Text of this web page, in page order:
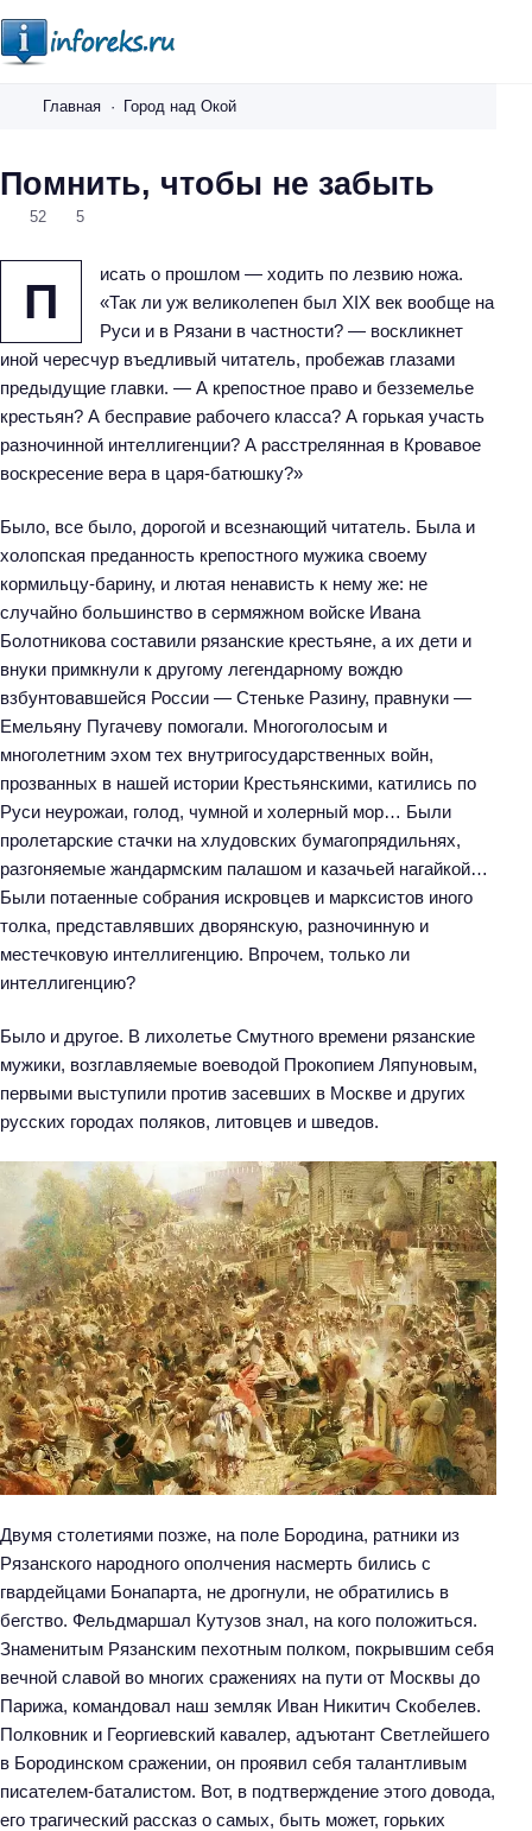
r
u
Главная Город над Окой
Помнить, чтобы не забыть
52 5
П
исать о прошлом — ходить по лезвию ножа.
«Так ли уж великолепен был XIX век вообще на
Руси и в Рязани в частности? — воскликнет
иной чересчур въедливый читатель, пробежав глазами
предыдущие главки. — А крепостное право и безземелье
крестьян? А бесправие рабочего класса? А горькая участь
разночинной интеллигенции? А расстрелянная в Кровавое
воскресение вера в царя-батюшку?»
Было, все было, дорогой и всезнающий читатель. Была и
холопская преданность крепостного мужика своему
кормильцу-барину, и лютая ненависть к нему же: не
случайно большинство в сермяжном войске Ивана
Болотникова составили рязанские крестьяне, а их дети и
внуки примкнули к другому легендарному вождю
взбунтовавшейся России — Стеньке Разину, правнуки —
Емельяну Пугачеву помогали. Многоголосым и
многолетним эхом тех внутригосударственных войн,
прозванных в нашей истории Крестьянскими, катились по
Руси неурожаи, голод, чумной и холерный мор… Были
пролетарские стачки на хлудовских бумагопрядильнях,
разгоняемые жандармским палашом и казачьей нагайкой…
Были потаенные собрания искровцев и марксистов иного
толка, представлявших дворянскую, разночинную и
местечковую интеллигенцию. Впрочем, только ли
интеллигенцию?
Было и другое. В лихолетье Смутного времени рязанские
мужики, возглавляемые воеводой Прокопием Ляпуновым,
первыми выступили против засевших в Москве и других
русских городах поляков, литовцев и шведов.
Двумя столетиями позже, на поле Бородина, ратники из
Рязанского народного ополчения насмерть бились с
гвардейцами Бонапарта, не дрогнули, не обратились в
бегство. Фельдмаршал Кутузов знал, на кого положиться.
Знаменитым Рязанским пехотным полком, покрывшим себя
вечной славой во многих сражениях на пути от Москвы до
Парижа, командовал наш земляк Иван Никитич Скобелев.
Полковник и Георгиевский кавалер, адъютант Светлейшего
в Бородинском сражении, он проявил себя талантливым
писателем-баталистом. Вот, в подтверждение этого довода,
его трагический рассказ о самых, быть может, горьких